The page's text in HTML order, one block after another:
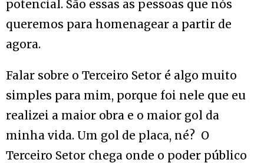
potencial. São essas as pessoas que nós
queremos para homenagear a partir de
agora.
Falar sobre o Terceiro Setor é algo muito
simples para mim, porque foi nele que eu
realizei a maior obra e o maior gol da
minha vida. Um gol de placa, né? O
Terceiro Setor chega onde o poder público